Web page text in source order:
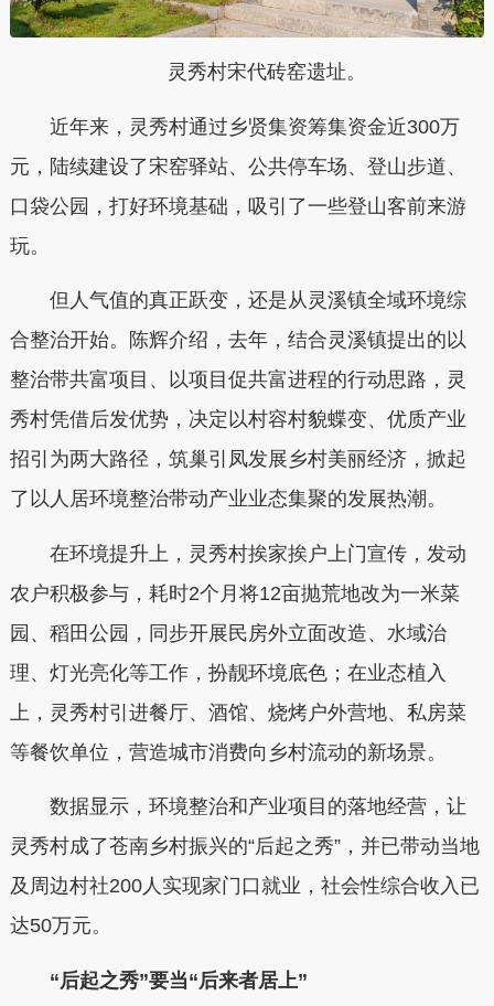
灵秀村宋代砖窑遗址。
近年来，灵秀村通过乡贤集资筹集资金近300万
元，陆续建设了宋窑驿站、公共停车场、登山步道、
口袋公园，打好环境基础，吸引了一些登山客前来游
玩。
但人气值的真正跃变，还是从灵溪镇全域环境综
合整治开始。陈辉介绍，去年，结合灵溪镇提出的以
整治带共富项目、以项目促共富进程的行动思路，灵
秀村凭借后发优势，决定以村容村貌蝶变、优质产业
招引为两大路径，筑巢引凤发展乡村美丽经济，掀起
了以人居环境整治带动产业业态集聚的发展热潮。
在环境提升上，灵秀村挨家挨户上门宣传，发动
农户积极参与，耗时2个月将12亩抛荒地改为一米菜
园、稻田公园，同步开展民房外立面改造、水域治
理、灯光亮化等工作，扮靓环境底色；在业态植入
上，灵秀村引进餐厅、酒馆、烧烤户外营地、私房菜
等餐饮单位，营造城市消费向乡村流动的新场景。
数据显示，环境整治和产业项目的落地经营，让
灵秀村成了苍南乡村振兴的“后起之秀”，并已带动当地
及周边村社200人实现家门口就业，社会性综合收入已
达50万元。
“后起之秀”要当“后来者居上”